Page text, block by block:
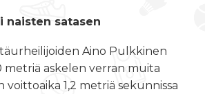
naisten satasen
Aino Pulkkinen
metriä askelen verran muita
voittoaika 1,2 metriä sekunnissa